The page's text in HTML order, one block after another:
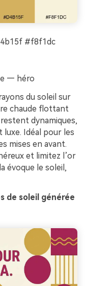
#f8f1dc
— héro
du soleil sur
chaude flottant
dynamiques,
luxe. Idéal pour les
mises en avant.
et limitez l’or
évoque le soleil,
de soleil générée